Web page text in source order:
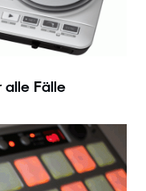
alle Fälle